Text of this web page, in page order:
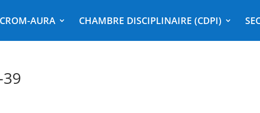
CROM-AURA CHAMBRE DISCIPLINAIRE (CDPI)